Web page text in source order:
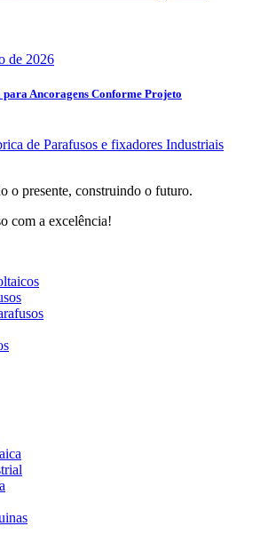
de 2026
Ancoragens Conforme Projeto
o presente, construindo o futuro.
com a excelência!